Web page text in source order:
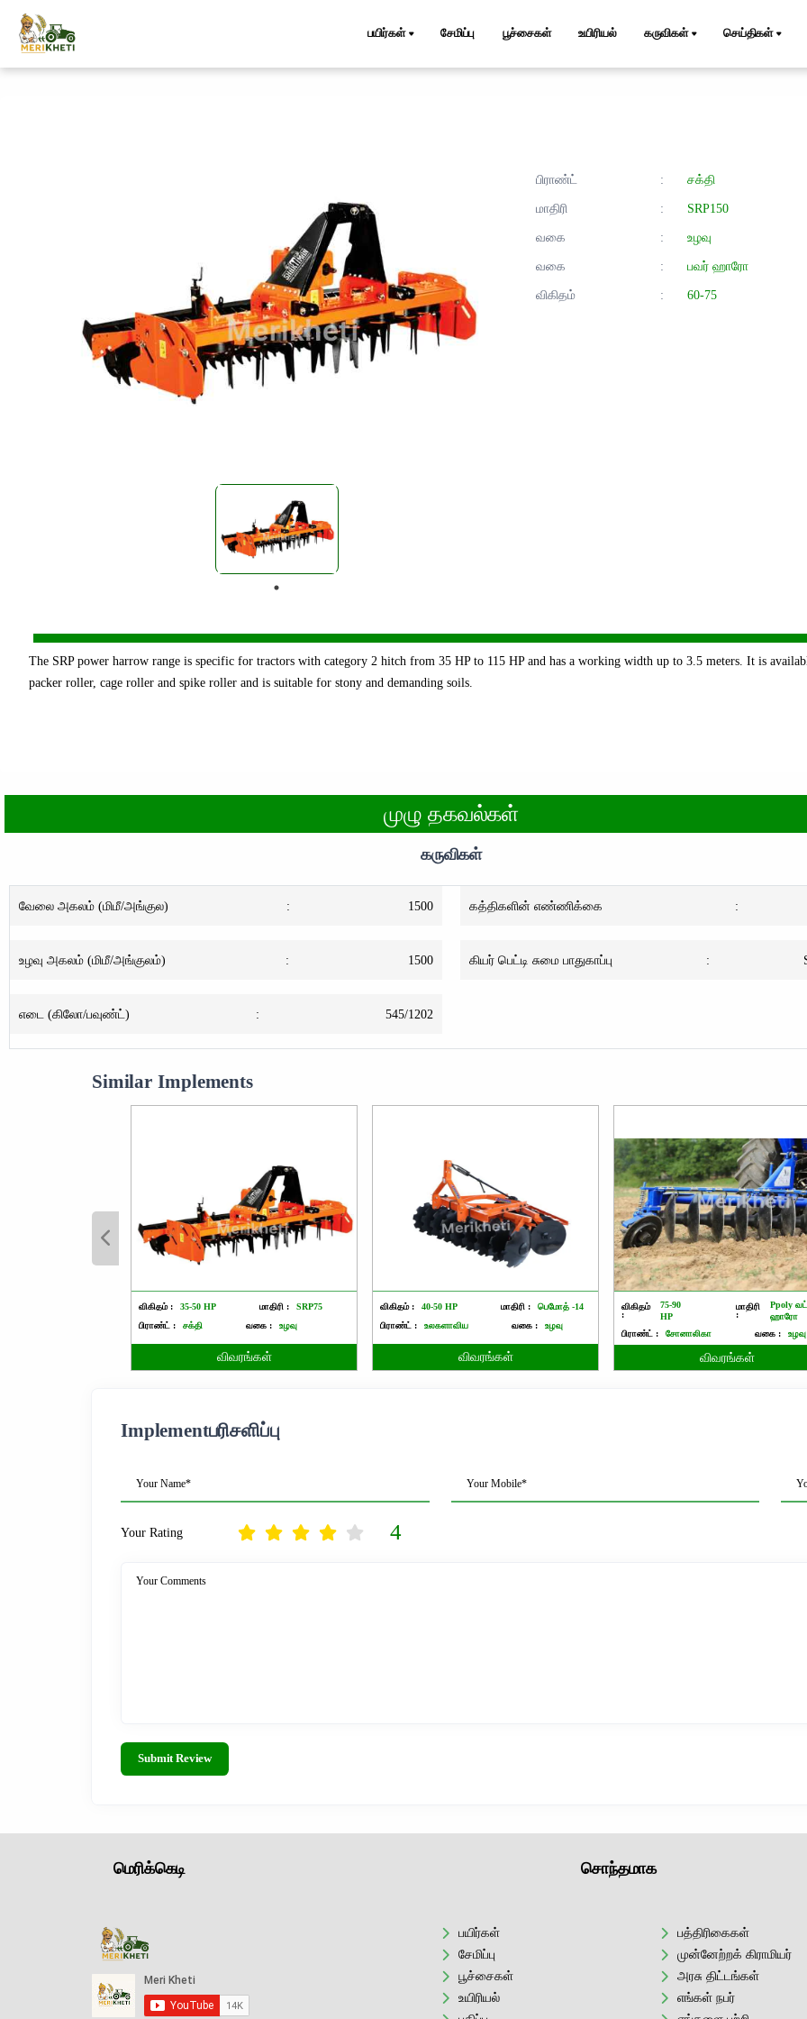
பயிர்கள் சேமிப்பு பூச்சைகள் உயிரியல் கருவிகள் செய்திகள்
பிராண்ட் :
சக்தி
மாதிரி
:
SRP150
வகை
:
உழவு
வகை
:
பவர் ஹாரோ
விகிதம்
: 60-75
The SRP power harrow range is specific for tractors with category 2 hitch from 35 HP to 115 HP and has a working width up to 3.5 meters. It is
packer roller, cage roller and spike roller and is suitable for stony and demanding soils.
முழு தகவல்கள்
கருவிகள்
வேலை அகலம் (மிமீ/அங்குல) : 1500 கத்திகளின் எண்ணிக்கை :
உழவு அகலம் (மிமீ/அங்குலம்) : 1500 கியர் பெட்டி சுமை பாதுகாப்பு :
எடை (கிலோ/பவுண்ட்) : 545/1202
Similar Implements
விகிதம் : 35-50 HP மாதிரி :
SRP75
பிராண்ட் :
சக்தி வகை : உழவு
விவரங்கள்
விகிதம் : 40-50 HP மாதிரி :
பெமோத் -14
பிராண்ட் :
உலகளாவிய வகை : உழவு
விவரங்கள்
விகிதம்
:
75-90
HP
மாதிரி
:
Ppoly
ஹாரோ
பிராண்ட் :
சோனாலிகா வகை : உழவு
விவரங்கள்
Implementபரிசளிப்பு
Your Name* Your Mobile*
Your Rating 4
Your Comments
Submit Review
மெரிக்கெடி சொந்தமாக
பயிர்கள்
சேமிப்பு
பூச்சைகள்
உயிரியல்
பத்திரிகைகள்
முன்னேற்றக் கிராமியர்
அரசு திட்டங்கள்
எங்கள் நபர்